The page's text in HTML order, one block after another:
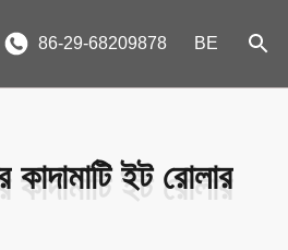
86-29-68209878 BE
ইট রোলার
ইট রোলার